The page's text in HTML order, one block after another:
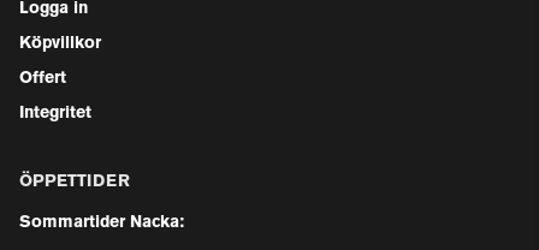
Logga in
Köpvillkor
Offert
Integritet
ÖPPETTIDER
Sommartider Nacka: